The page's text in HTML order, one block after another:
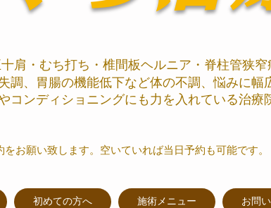
肩・むち打ち・椎間板ヘルニア・脊柱管狭
調、胃腸の機能低下など体の不調、悩みに幅
コンディショニング​にも力を入れている治療
お願い致します。空いていれば当日予約も可能です。
初めての方へ 施術メニュー お問